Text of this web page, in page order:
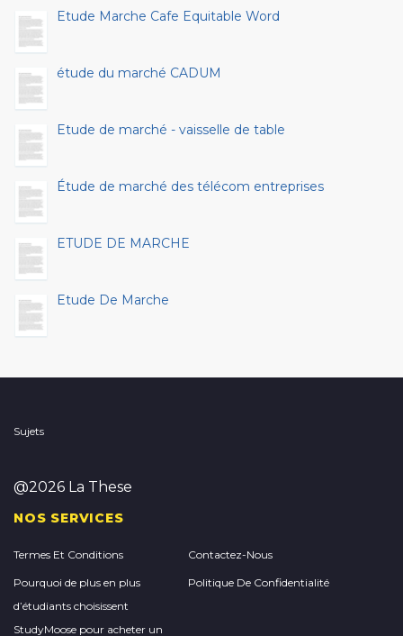
Etude Marche Cafe Equitable Word
étude du marché CADUM
Etude de marché - vaisselle de table
Étude de marché des télécom entreprises
ETUDE DE MARCHE
Etude De Marche
Sujets
@2026 La These
NOS SERVICES
Termes Et Conditions Contactez-Nous
Pourquoi de plus en plus
d’étudiants choisissent
StudyMoose pour acheter un
Politique De Confidentialité